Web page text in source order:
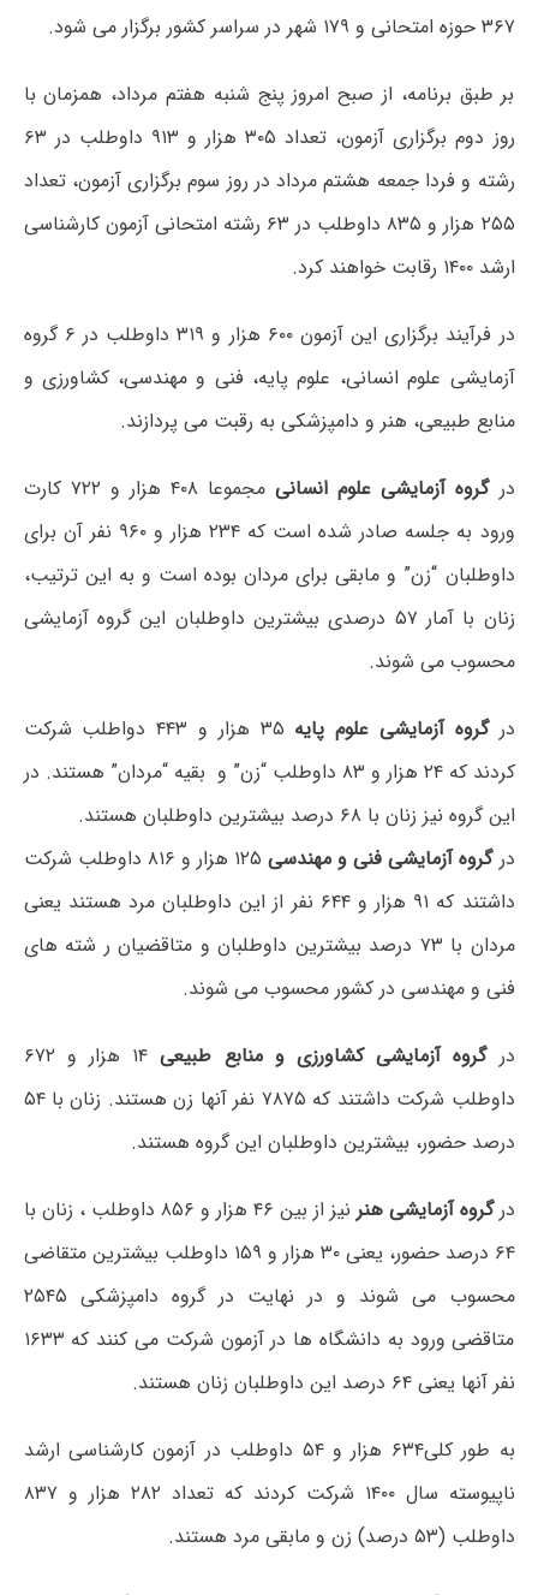
۳۶۷ حوزه امتحانی و ۱۷۹ شهر در سراسر کشور برگزار می شود.
بر طبق برنامه، از صبح امروز پنج شنبه هفتم مرداد، همزمان با
روز دوم برگزاری آزمون، تعداد ۳۰۵ هزار و ۹۱۳ داوطلب در ۶۳
رشته و فردا جمعه هشتم مرداد در روز سوم برگزاری آزمون، تعداد
۲۵۵ هزار و ۸۳۵ داوطلب در ۶۳ رشته امتحانی آزمون کارشناسی
ارشد ۱۴۰۰ رقابت خواهند کرد.
در فرآیند برگزاری این آزمون ۶۰۰ هزار و ۳۱۹ داوطلب در ۶ گروه
آزمایشی علوم انسانی، علوم پایه، فنی و مهندسی، کشاورزی و
منابع طبیعی، هنر و دامپزشکی به رقبت می پردازند.
درگروه آزمایشی علوم انسانی
مجموعا ۴۰۸ هزار و ۷۲۲ کارت
ورود به جلسه صادر شده است که ۲۳۴ هزار و ۹۶۰ نفر آن برای
داوطلبان “زن” و مابقی برای مردان بوده است و به این ترتیب،
زنان با آمار ۵۷ درصدی بیشترین داوطلبان این گروه آزمایشی
محسوب می شوند.
درگروه آزمایشی علوم پایه
۳۵ هزار و ۴۴۳ دواطلب شرکت
کردند که ۲۴ هزار و ۸۳ داوطلب “زن” و بقیه “مردان” هستند. در
این گروه نیز زنان با ۶۸ درصد بیشترین داوطلبان هستند.
درگروه آزمایشی فنی و مهندسی
۱۲۵ هزار و ۸۱۶ داوطلب شرکت
داشتند که ۹۱ هزار و ۶۴۴ نفر از این داوطلبان مرد هستند یعنی
مردان با ۷۳ درصد بیشترین داوطلبان و متاقضیان ر شته های
فنی و مهندسی در کشور محسوب می شوند.
درگروه آزمایشی کشاورزی و منابع طبیعی
۱۴ هزار و ۶۷۲
داوطلب شرکت داشتند که ۷۸۷۵ نفر آنها زن هستند. زنان با ۵۴
درصد حضور، بیشترین داوطلبان این گروه هستند.
درگروه آزمایشی هنر
نیز از بین ۴۶ هزار و ۸۵۶ داوطلب ، زنان با
۶۴ درصد حضور، یعنی ۳۰ هزار و ۱۵۹ داوطلب بیشترین متقاضی
محسوب می شوند و در نهایت در گروه دامپزشکی ۲۵۴۵
متاقضی ورود به دانشگاه ها در آزمون شرکت می کنند که ۱۶۳۳
نفر آنها یعنی ۶۴ درصد این داوطلبان زنان هستند.
به طور کلی۶۳۴ هزار و ۵۴ داوطلب در آزمون کارشناسی ارشد
ناپیوسته سال ۱۴۰۰ شرکت کردند که تعداد ۲۸۲ هزار و ۸۳۷
داوطلب (۵۳ درصد) زن و مابقی مرد هستند.